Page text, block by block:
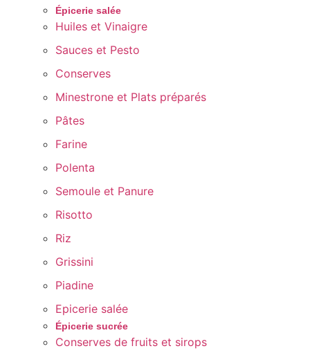
Épicerie salée
Huiles et Vinaigre
Sauces et Pesto
Conserves
Minestrone et Plats préparés
Pâtes
Farine
Polenta
Semoule et Panure
Risotto
Riz
Grissini
Piadine
Epicerie salée
Épicerie sucrée
Conserves de fruits et sirops